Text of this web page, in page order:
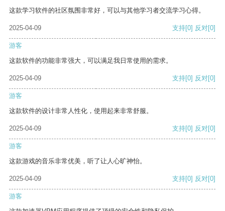
这款学习软件的社区氛围非常好，可以与其他学习者交流学习心得。
2025-04-09 支持[0] 反对[0]
游客
这款软件的功能非常强大，可以满足我日常使用的需求。
2025-04-09 支持[0] 反对[0]
游客
这款软件的设计非常人性化，使用起来非常舒服。
2025-04-09 支持[0] 反对[0]
游客
这款游戏的音乐非常优美，听了让人心旷神怡。
2025-04-09 支持[0] 反对[0]
游客